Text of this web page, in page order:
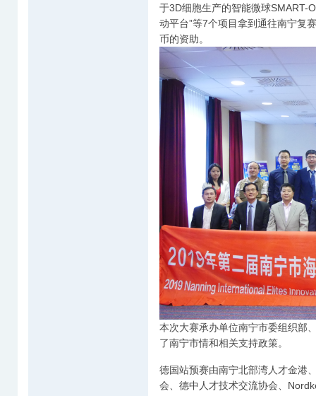
于3D细胞生产的智能微球SMART-
动平台”等7个项目拿到通往南宁复
币的资助。
本次大赛承办单位南宁市委组织部
了南宁市情和相关支持政策。
德国站预赛由南宁北部湾人才金港
会、德中人才技术交流协会、